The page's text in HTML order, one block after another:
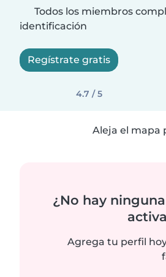
Todos los miembros
identificación
Regístrate gratis
4.7 / 5
Aleja el mapa
¿No hay
Agrega tu perfil